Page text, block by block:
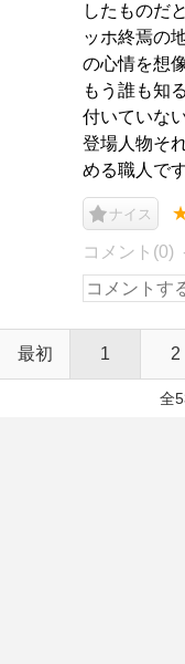
したものだ
ッホ終焉の
の心情を想
もう誰も知
付いていな
登場人物そ
める職人です
ナイス
コメント(0)
最初 1 2
全